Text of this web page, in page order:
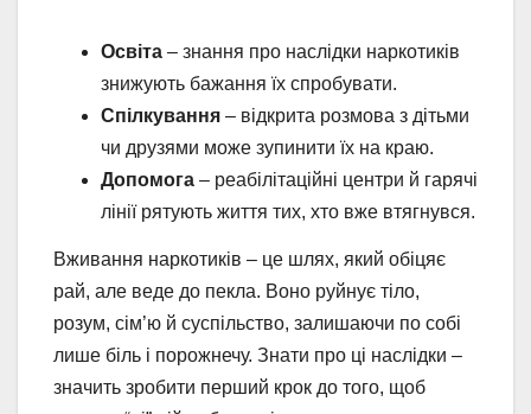
Освіта – знання про наслідки наркотиків
знижують бажання їх спробувати.
Спілкування – відкрита розмова з дітьми
чи друзями може зупинити їх на краю.
Допомога – реабілітаційні центри й гарячі
лінії рятують життя тих, хто вже втягнувся.
Вживання наркотиків – це шлях, який обіцяє
рай, але веде до пекла. Воно руйнує тіло,
розум, сім’ю й суспільство, залишаючи по собі
лише біль і порожнечу. Знати про ці наслідки –
значить зробити перший крок до того, щоб